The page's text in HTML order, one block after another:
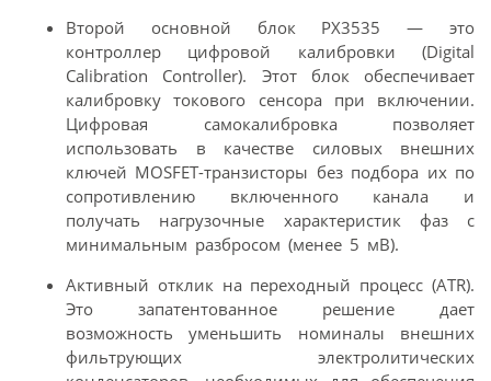
Второй основной блок PX3535 — это
контроллер цифровой калибровки (Digital
Calibration Controller). Этот блок обеспечивает
калибровку токового сенсора при включении.
Цифровая самокалибровка позволяет
использовать в качестве силовых внешних
ключей MOSFET-транзисторы без подбора их по
сопротивлению включенного канала и
получать нагрузочные характеристик фаз с
минимальным разбросом (менее 5 мВ).
Активный отклик на переходный процесс (ATR).
Это запатентованное решение дает
возможность уменьшить номиналы внешних
фильтрующих электролитических